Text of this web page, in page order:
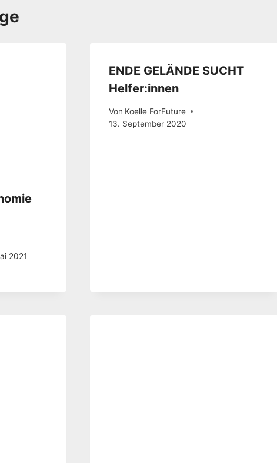
2021
ENDE GELÄNDE SUCHT
Helfer:innen
Von Koelle ForFuture
13. September 2020